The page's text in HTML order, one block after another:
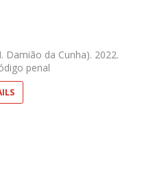
Damião da Cunha). 2022.
penal